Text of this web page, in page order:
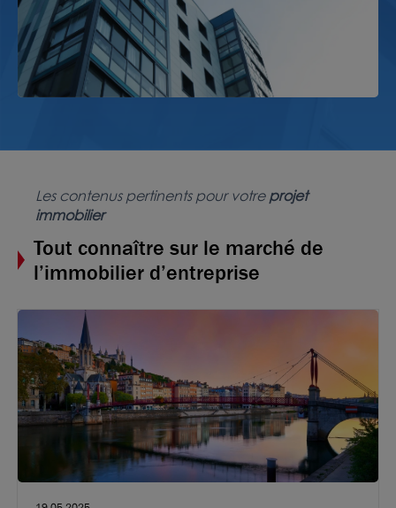
Nous consulter
Photos (5 )
A vendre - Local d'activités de 650 m² avec partie
bureaux aménagés et climatisés - Saint-Priest
650 m²
non divisibles
Les contenus pertinents pour votreprojet
immobilier
Tout connaître sur le marché de
l’immobilier d’entreprise